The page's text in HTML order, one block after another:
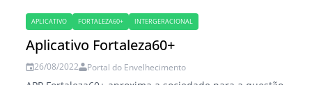
sociedade e a economia. Palestrante com experiência
em todos os setores da economia, já transmitiu os…
APLICATIVO FORTALEZA60+ INTERGERACIONAL
Aplicativo Fortaleza60+
26/08/2022 Portal do Envelhecimento